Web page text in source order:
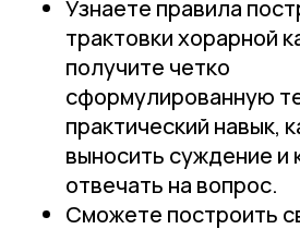
Узнаете правила
трактовки хорарной
получите четко
сформулированную
практический навык,
выносить суждение и
отвечать на вопрос.
Сможете построить